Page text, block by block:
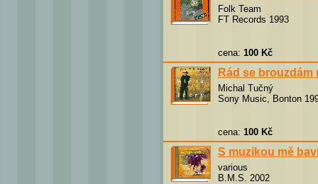
Folk Team
FT Records 1993
cena: 100 Kč
Rád se brouzdám
Michal Tučný
Sony Music, Bonton
cena: 100 Kč
S muzikou mě
various
B.M.S. 2002